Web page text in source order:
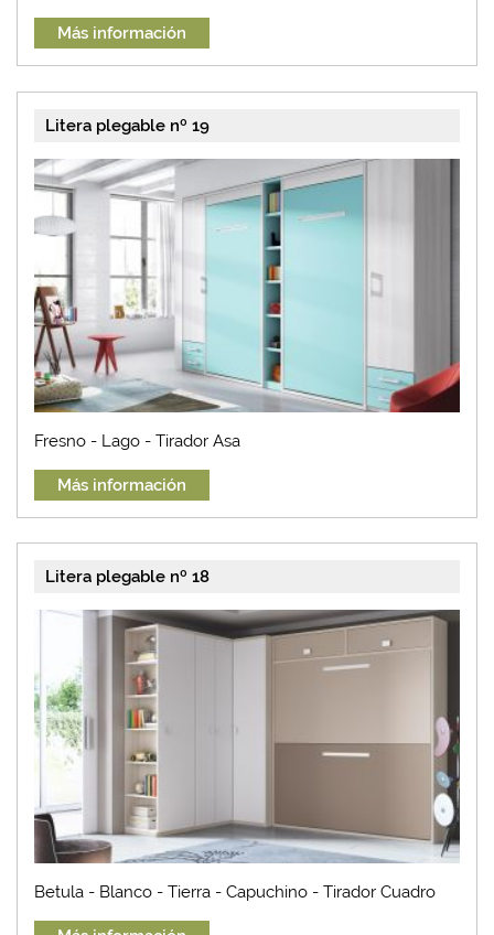
Más información
Litera plegable nº 19
Fresno - Lago - Tirador Asa
Más información
Litera plegable nº 18
Betula - Blanco - Tierra - Capuchino - Tirador Cuadro